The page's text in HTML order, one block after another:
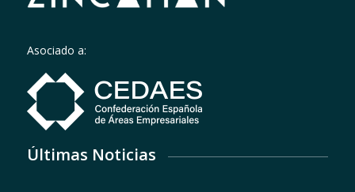
Asociado a:
Últimas Noticias